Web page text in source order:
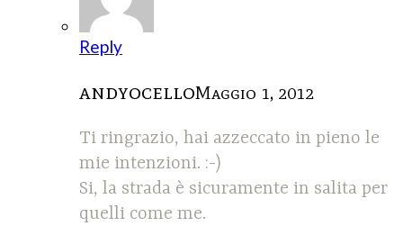
Reply
andyocelloMaggio 1, 2012
Ti ringrazio, hai azzeccato in pieno le
mie intenzioni. :-)
Si, la strada è sicuramente in salita per
quelli come me.